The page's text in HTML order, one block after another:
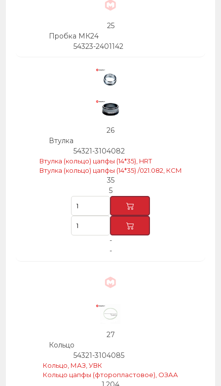
25
Пробка МК24
54323-2401142
26
Втулка
54321-3104082
Втулка (кольцо) цапфы (14*35), HRT
Втулка (кольцо) цапфы (14*35) /021.082, КСМ
35
5
-
-
27
Кольцо
54321-3104085
Кольцо, МАЗ, УВК
Кольцо цапфы (фторопластовое), ОЗАА